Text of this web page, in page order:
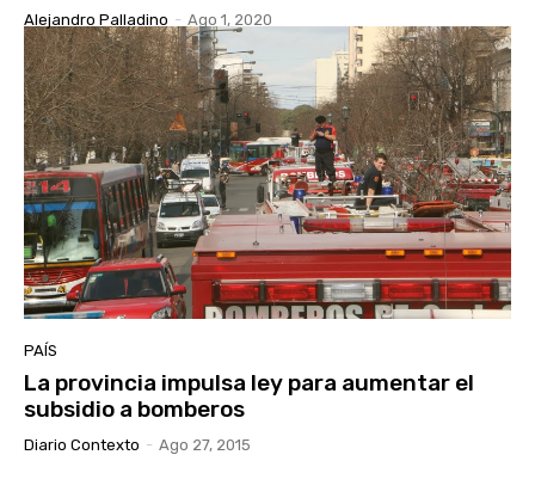
Alejandro Palladino - Ago 1, 2020
PAÍS
La provincia impulsa ley para aumentar el
subsidio a bomberos
Diario Contexto - Ago 27, 2015